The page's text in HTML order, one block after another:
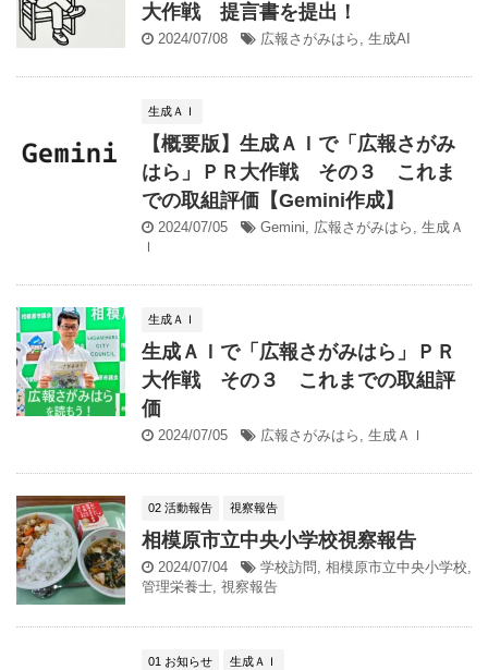
大作戦 提言書を提出！
2024/07/08 広報さがみはら , 生成AI
生成ＡＩ
【概要版】生成ＡＩで「広報さがみ
はら」ＰＲ大作戦 その３ これま
での取組評価【Gemini作成】
2024/07/05 Gemini, 広報さがみはら , 生成Ａ
Ｉ
生成ＡＩ
生成ＡＩで「広報さがみはら」ＰＲ
大作戦 その３ これまでの取組評
価
2024/07/05 広報さがみはら , 生成ＡＩ
02 活動報告 視察報告
相模原市立中央小学校視察報告
2024/07/04 学校訪問 , 相模原市立中央小学校,
管理栄養士, 視察報告
01 お知らせ 生成ＡＩ